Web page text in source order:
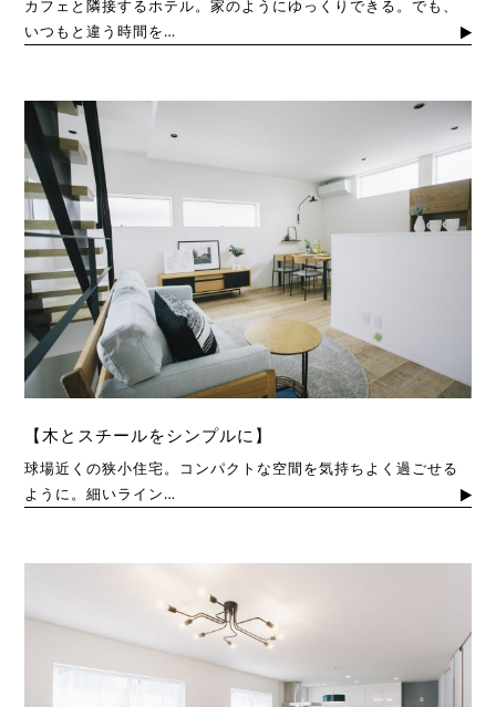
カフェと隣接するホテル。家のようにゆっくりできる。でも、
いつもと違う時間を…
【木とスチールをシンプルに】
球場近くの狭小住宅。コンパクトな空間を気持ちよく過ごせる
ように。細いライン…